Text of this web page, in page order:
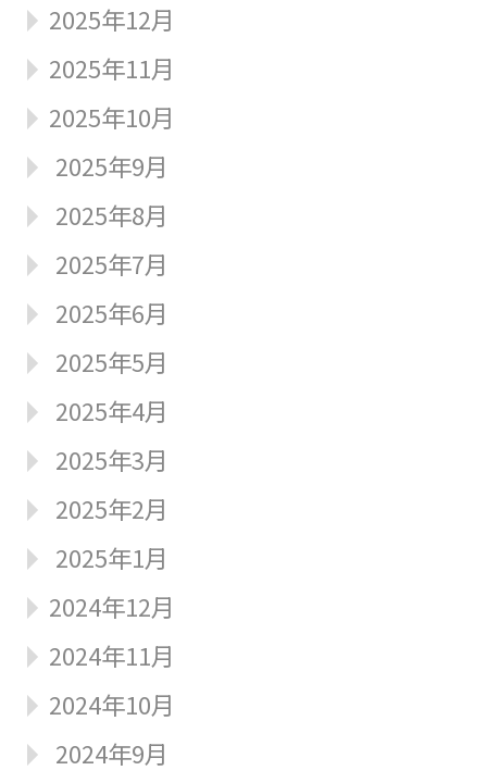
2025年12月
2025年11月
2025年10月
2025年9月
2025年8月
2025年7月
2025年6月
2025年5月
2025年4月
2025年3月
2025年2月
2025年1月
2024年12月
2024年11月
2024年10月
2024年9月